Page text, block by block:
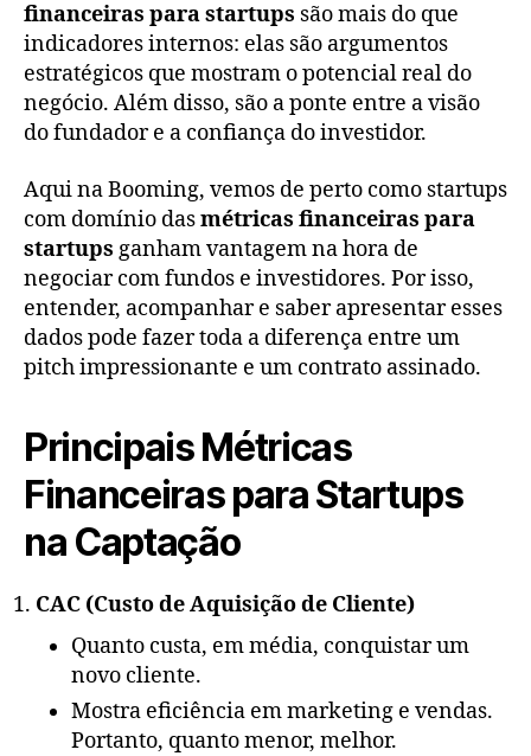
financeiras para startups são mais do que
indicadores internos: elas são argumentos
estratégicos que mostram o potencial real do
negócio. Além disso, são a ponte entre a visão
do fundador e a confiança do investidor.
Aqui na Booming, vemos de perto como startups
com domínio dasmétricas financeiras para
startups ganham vantagem na hora de
negociar com fundos e investidores. Por isso,
entender, acompanhar e saber apresentar esses
dados pode fazer toda a diferença entre um
pitch impressionante e um contrato assinado.
Principais Métricas
Financeiras para Startups
na Captação
CAC (Custo de Aquisição de Cliente)
Quanto custa, em média, conquistar um
novo cliente.
Mostra eficiência em marketing e vendas.
Portanto, quanto menor, melhor.